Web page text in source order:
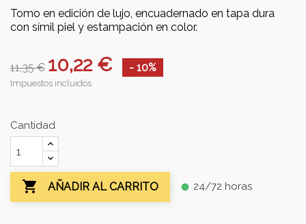
Tomo en edición de lujo, encuadernado en tapa dura
con símil piel y estampación en color.
11,35 € 10,22 € - 10%
Impuestos incluidos
Cantidad
 AÑADIR AL CARRITO fiber_manual_record 24/72 horas